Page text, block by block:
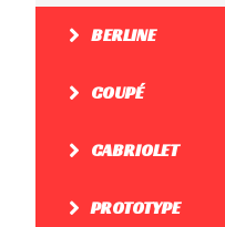
BERLINE
COUPÉ
CABRIOLET
PROTOTYPE